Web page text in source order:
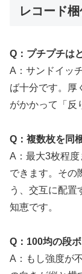
レコード
Q：プチプチは
A：サンドイッ
ば十分です。厚
がかかって「反
Q：複数枚を同
A：最大3枚程
できます。その
う、交互に配置
知恵です。
Q：100均の段
A：もし強度が